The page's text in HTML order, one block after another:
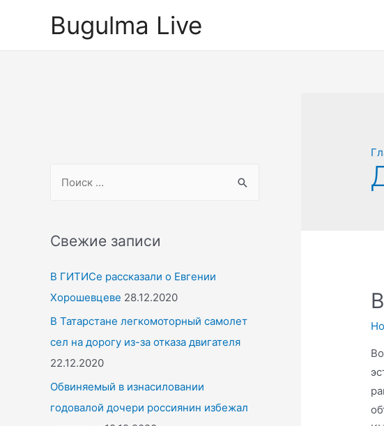
Bugulma Live
r
h
f
o
r
:
Свежие записи
В ГИТИСе рассказали о Евгении
Хорошевцеве 28.12.2020
В Татарстане легкомоторный самолет
сел на дорогу из-за отказа двигателя
22.12.2020
Обвиняемый в изнасиловании
годовалой дочери россиянин избежал